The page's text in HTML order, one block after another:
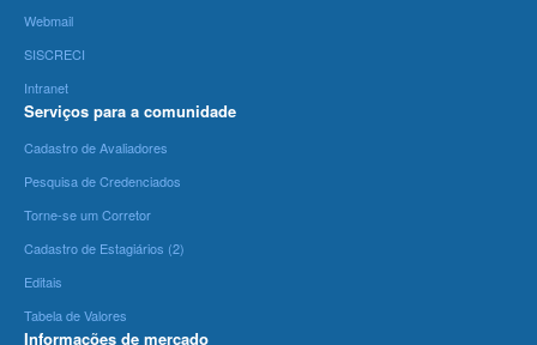
Webmail
SISCRECI
Intranet
Serviços para a comunidade
Cadastro de Avaliadores
Pesquisa de Credenciados
Torne-se um Corretor
Cadastro de Estagiários (2)
Editais
Tabela de Valores
Informações de mercado